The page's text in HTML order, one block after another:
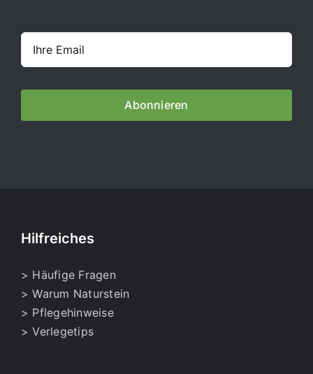
Abonnieren
Hilfreiches
> Häufige Fragen
> Warum Naturstein
> Pflegehinweise
> Verlegetips